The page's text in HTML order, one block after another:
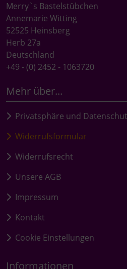
Merry`s Bastelstübchen
Annemarie Witting
52525 Heinsberg
Herb 27a
Deutschland
+49 - (0) 2452 - 1063720
Mehr über...
Privatsphäre und
Widerrufsformular
Widerrufsrecht
Unsere AGB
Impressum
Kontakt
Cookie Einstellungen
Informationen